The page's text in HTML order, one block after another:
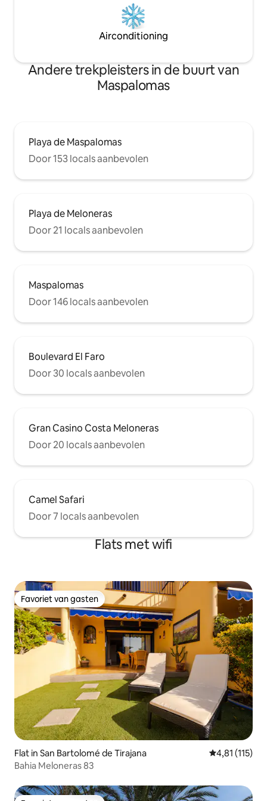
Airconditioning
Andere trekpleisters in de buurt van
Maspalomas
Playa de Maspalomas
Door 153 locals aanbevolen
Playa de Meloneras
Door 21 locals aanbevolen
Maspalomas
Door 146 locals aanbevolen
Boulevard El Faro
Door 30 locals aanbevolen
Gran Casino Costa Meloneras
Door 20 locals aanbevolen
Camel Safari
Door 7 locals aanbevolen
Flats met wifi
Favoriet van gasten
Favoriet van gasten
Flat in San Bartolomé de Tirajana Gemiddelde
4,81 (115)
Bahia Meloneras 83